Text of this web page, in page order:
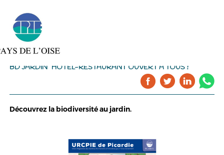
BD JARDIN "HÔTEL-RESTAURANT OUVERT À TOUS !"
Découvrez la biodiversité au jardin.